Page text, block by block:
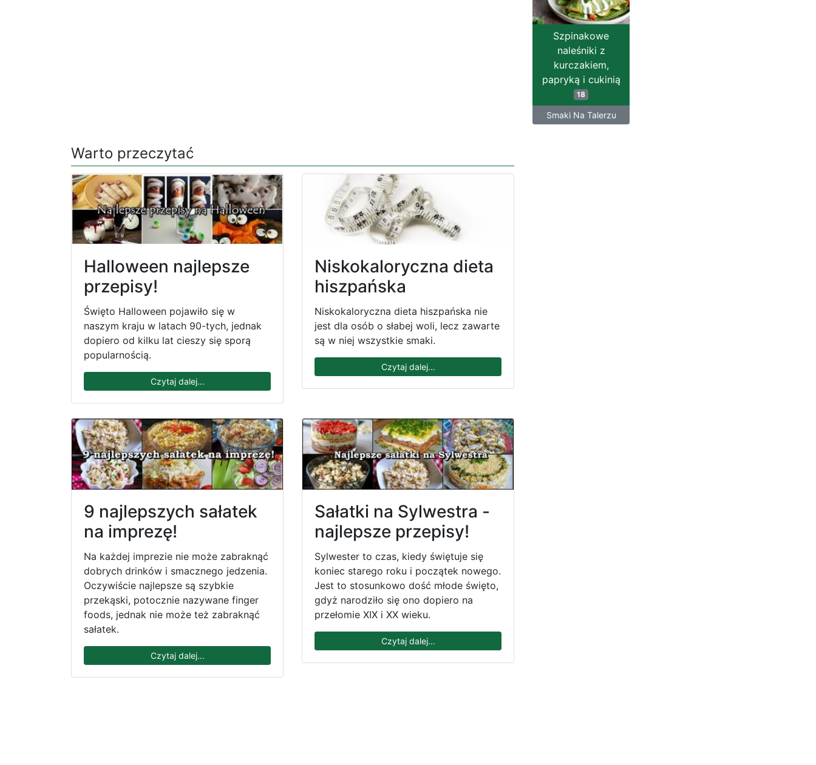
Warto przeczytać
Halloween najlepsze
przepisy!
Święto Halloween pojawiło się w
naszym kraju w latach 90-tych, jednak
dopiero od kilku lat cieszy się sporą
popularnością.
Czytaj dalej...
Niskokaloryczna dieta
hiszpańska
Niskokaloryczna dieta hiszpańska nie
jest dla osób o słabej woli, lecz zawarte
są w niej wszystkie smaki.
Czytaj dalej...
9 najlepszych sałatek
na imprezę!
Na każdej imprezie nie może zabraknąć
dobrych drinków i smacznego jedzenia.
Oczywiście najlepsze są szybkie
przekąski, potocznie nazywane finger
foods, jednak nie może też zabraknąć
sałatek.
Czytaj dalej...
Sałatki na Sylwestra -
najlepsze przepisy!
Sylwester to czas, kiedy świętuje się
koniec starego roku i początek nowego.
Jest to stosunkowo dość młode święto,
gdyż narodziło się ono dopiero na
przełomie XIX i XX wieku.
Czytaj dalej...
Szpinakowe
naleśniki z
kurczakiem,
papryką i cukinią
18
Smaki Na Talerzu